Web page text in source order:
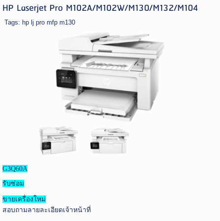
HP Laserjet Pro M102A/M102W/M130/M132/M104
Tags: hp lj pro mfp m130
G3Q60A
รับซ่อม
ขายเครื่องใหม่
สอบถามลายละเอียดเจ้าหน้าที่